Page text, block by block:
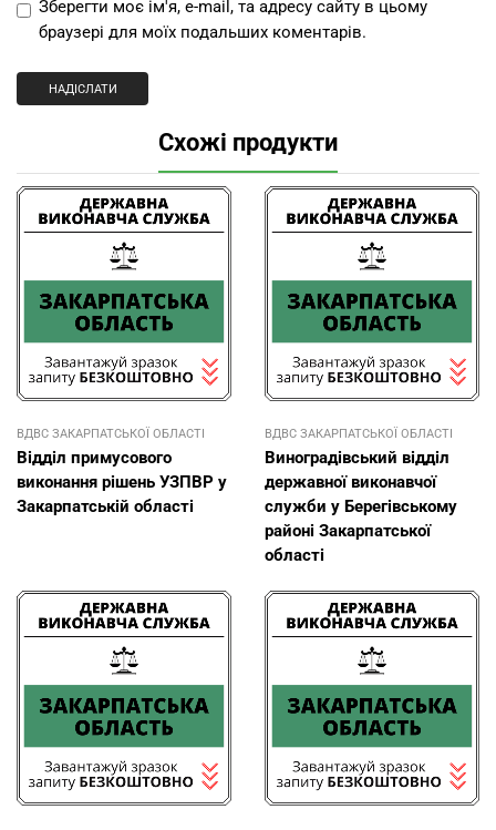
Зберегти моє ім'я, e-mail, та адресу сайту в цьому
браузері для моїх подальших коментарів.
Схожі продукти
ВДВС ЗАКАРПАТСЬКОЇ ОБЛАСТІ
Відділ примусового
виконання рішень УЗПВР у
Закарпатській області
ВДВС ЗАКАРПАТСЬКОЇ ОБЛАСТІ
Виноградівський відділ
державної виконавчої
служби у Берегівському
районі Закарпатської
області